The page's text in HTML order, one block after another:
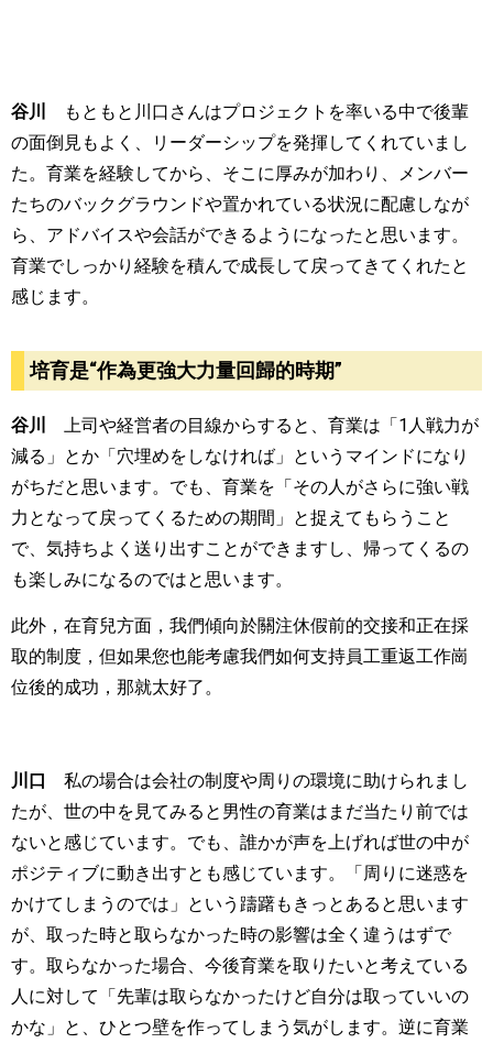
谷川
もともと川口さんはプロジェクトを率いる中で後輩
の面倒見もよく、リーダーシップを発揮してくれていまし
た。育業を経験してから、そこに厚みが加わり、メンバー
たちのバックグラウンドや置かれている状況に配慮しなが
ら、アドバイスや会話ができるようになったと思います。
育業でしっかり経験を積んで成長して戻ってきてくれたと
感じます。
培育是“作為更強大力量回歸的時期”
谷川 上司や経営者の目線からすると、育業は「 1 人戦力が
減る」とか「穴埋めをしなければ」というマインドになり
がちだと思います。でも、育業を「その人がさらに強い戦
力となって戻ってくるための期間」と捉えてもらうこと
で、気持ちよく送り出すことができますし、帰ってくるの
も楽しみになるのではと思います。
此外，在育兒方面，我們傾向於關注休假前的交接和正在採
取的制度，但如果您也能考慮我們如何支持員工重返工作崗
位後的成功，那就太好了。
川口
私の場合は会社の制度や周りの環境に助けられまし
たが、世の中を見てみると男性の育業はまだ当たり前では
ないと感じています。でも、誰かが声を上げれば世の中が
ポジティブに動き出すとも感じています。「周りに迷惑を
かけてしまうのでは」という躊躇もきっとあると思います
が、取った時と取らなかった時の影響は全く違うはずで
す。取らなかった場合、今後育業を取りたいと考えている
人に対して「先輩は取らなかったけど自分は取っていいの
かな」と、ひとつ壁を作ってしまう気がします。逆に育業